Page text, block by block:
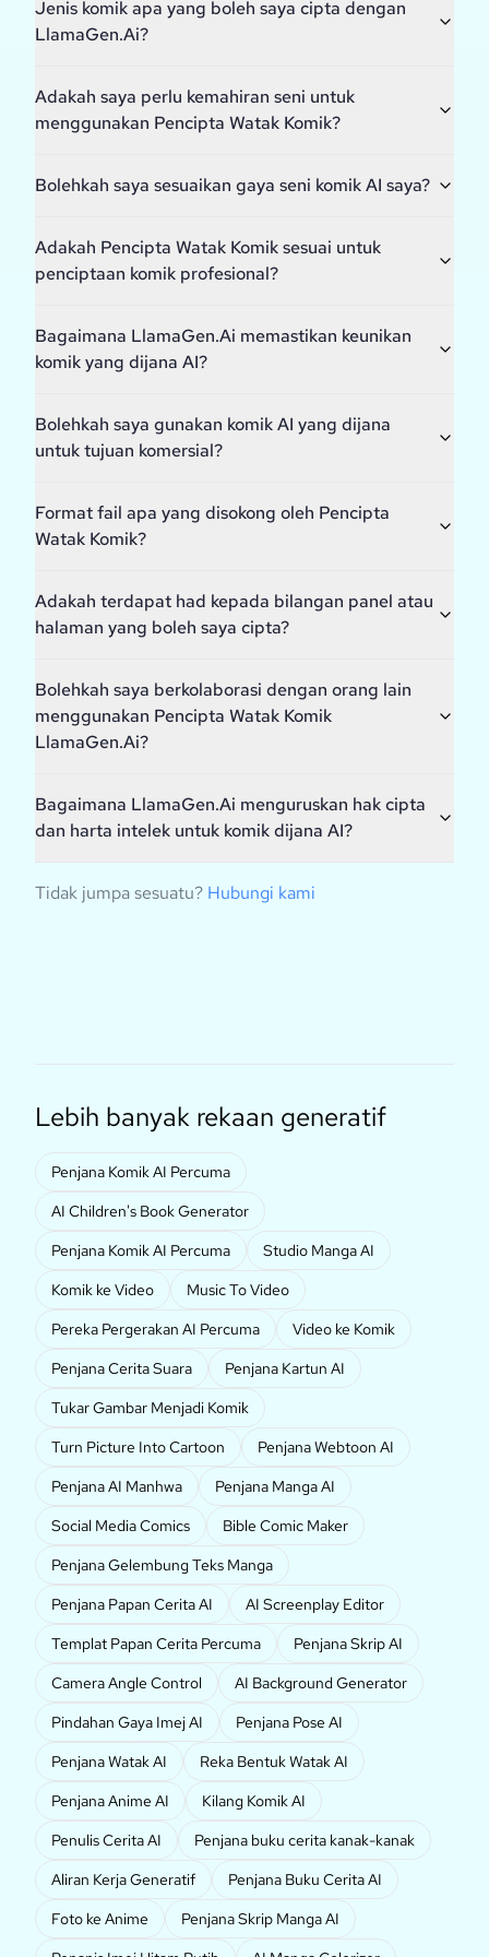
Jenis komik apa yang boleh saya cipta dengan
LlamaGen.Ai?
Adakah saya perlu kemahiran seni untuk
menggunakan Pencipta Watak Komik?
Bolehkah saya sesuaikan gaya seni komik AI saya?
Adakah Pencipta Watak Komik sesuai untuk
penciptaan komik profesional?
Bagaimana LlamaGen.Ai memastikan keunikan
komik yang dijana AI?
Bolehkah saya gunakan komik AI yang dijana
untuk tujuan komersial?
Format fail apa yang disokong oleh Pencipta
Watak Komik?
Adakah terdapat had kepada bilangan panel atau
halaman yang boleh saya cipta?
Bolehkah saya berkolaborasi dengan orang lain
menggunakan Pencipta Watak Komik
LlamaGen.Ai?
Bagaimana LlamaGen.Ai menguruskan hak cipta
dan harta intelek untuk komik dijana AI?
Tidak jumpa sesuatu? Hubungi kami
Lebih banyak rekaan generatif
Penjana Komik AI Percuma
AI Children's Book Generator
Penjana Komik AI Percuma
Studio Manga AI
Komik ke Video
Music To Video
Pereka Pergerakan AI Percuma
Video ke Komik
Penjana Cerita Suara
Penjana Kartun AI
Tukar Gambar Menjadi Komik
Turn Picture Into Cartoon
Penjana Webtoon AI
Penjana AI Manhwa
Penjana Manga AI
Social Media Comics
Bible Comic Maker
Penjana Gelembung Teks Manga
Penjana Papan Cerita AI
AI Screenplay Editor
Templat Papan Cerita Percuma
Penjana Skrip AI
Camera Angle Control
AI Background Generator
Pindahan Gaya Imej AI
Penjana Pose AI
Penjana Watak AI
Reka Bentuk Watak AI
Penjana Anime AI
Kilang Komik AI
Penulis Cerita AI
Penjana buku cerita kanak-kanak
Aliran Kerja Generatif
Penjana Buku Cerita AI
Foto ke Anime
Penjana Skrip Manga AI